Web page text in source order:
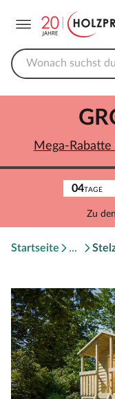
04TAGE
Zu
Mega-
Startseite